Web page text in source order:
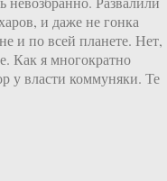
и даже не гонка
и по всей планете. Нет,
Как я многократно
у власти коммуняки. Те